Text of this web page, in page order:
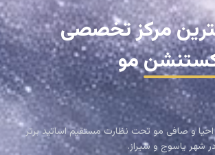
مرکز تخصصی
مو
احیا و صافی مو تحت نظارت مستقیم اساتید برتر
شهر یاسوج و شیراز.